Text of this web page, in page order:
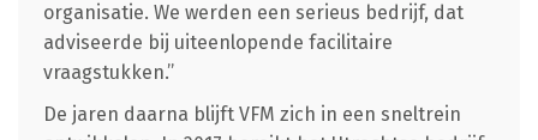
organisatie. We werden een serieus bedrijf, dat
adviseerde bij uiteenlopende facilitaire
vraagstukken.’’
De jaren daarna blijft VFM zich in een sneltrein